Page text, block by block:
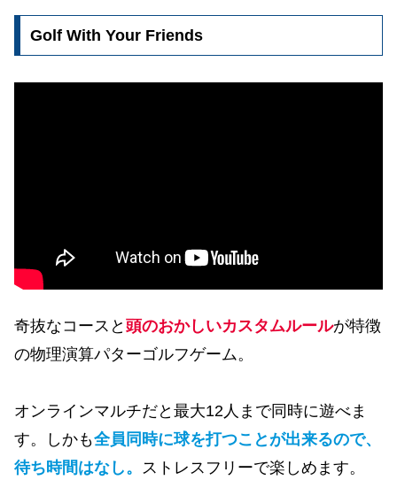
Golf With Your Friends
奇抜なコースと 頭のおかしいカスタムルールが特徴
の物理演算パターゴルフゲーム。
オンラインマルチだと最大12人まで同時に遊べま
す。しかも全員同時に球を打つことが出来るので、
待ち時間はなし。 ストレスフリーで楽しめます。